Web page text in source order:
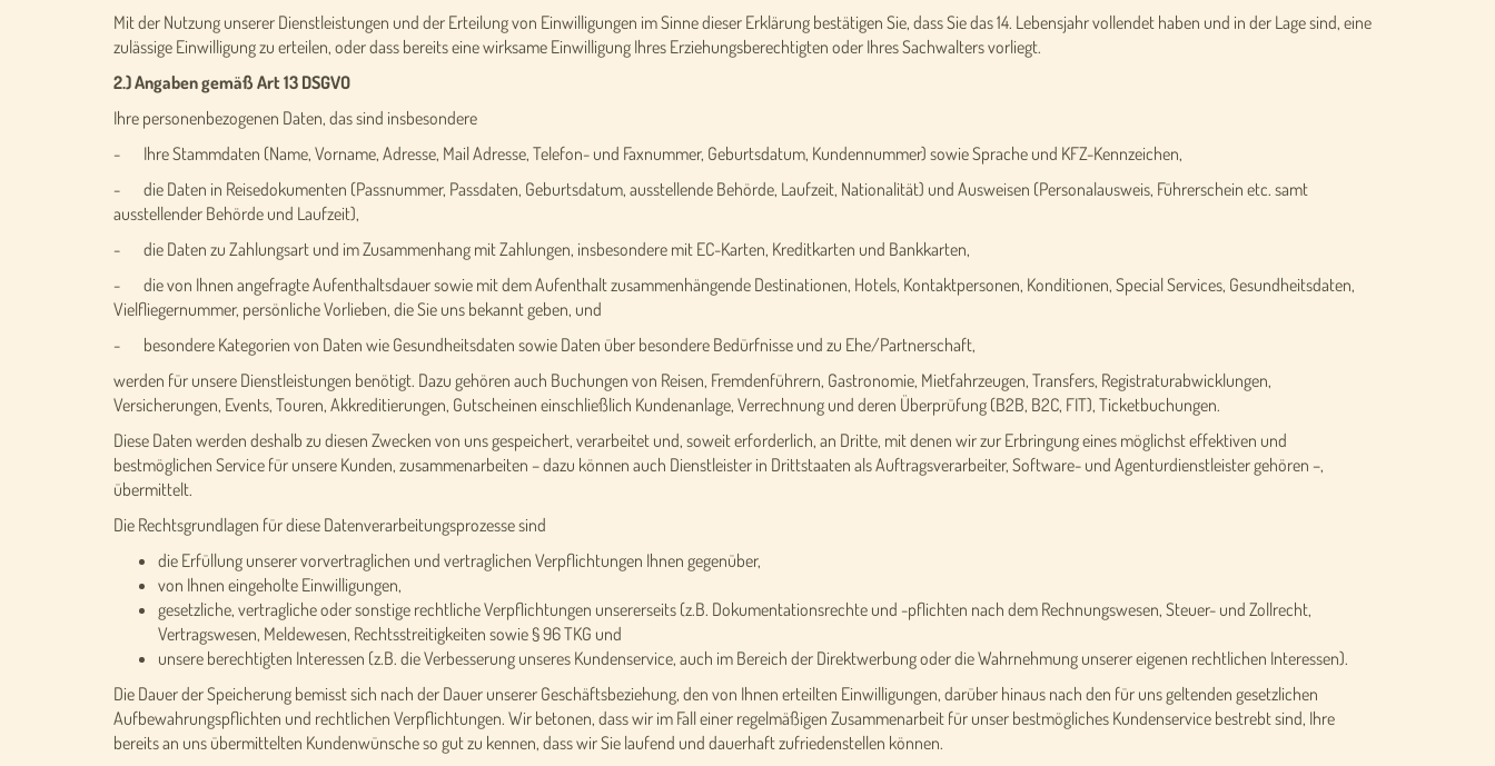
Mit der Nutzung unserer Dienstleistungen und der Erteilung von Einwilligungen im Sinne dieser Erklärung bestätigen Sie, dass Sie das 14. Lebensjahr vollendet haben und in der Lage sind, eine
zulässige Einwilligung zu erteilen, oder dass bereits eine wirksame Einwilligung Ihres Erziehungsberechtigten oder Ihres Sachwalters vorliegt.
2.) Angaben gemäß Art 13 DSGVO
Ihre personenbezogenen Daten, das sind insbesondere
- Ihre Stammdaten (Name, Vorname, Adresse, Mail Adresse, Telefon- und Faxnummer, Geburtsdatum, Kundennummer) sowie Sprache und KFZ-Kennzeichen,
- die Daten in Reisedokumenten (Passnummer, Passdaten, Geburtsdatum, ausstellende Behörde, Laufzeit, Nationalität) und Ausweisen (Personalausweis, Führerschein etc. samt
ausstellender Behörde und Laufzeit),
- die Daten zu Zahlungsart und im Zusammenhang mit Zahlungen, insbesondere mit EC-Karten, Kreditkarten und Bankkarten,
- die von Ihnen angefragte Aufenthaltsdauer sowie mit dem Aufenthalt zusammenhängende Destinationen, Hotels, Kontaktpersonen, Konditionen, Special Services, Gesundheitsdaten,
Vielfliegernummer, persönliche Vorlieben, die Sie uns bekannt geben, und
- besondere Kategorien von Daten wie Gesundheitsdaten sowie Daten über besondere Bedürfnisse und zu Ehe/Partnerschaft,
werden für unsere Dienstleistungen benötigt. Dazu gehören auch Buchungen von Reisen, Fremdenführern, Gastronomie, Mietfahrzeugen, Transfers, Registraturabwicklungen,
Versicherungen, Events, Touren, Akkreditierungen, Gutscheinen einschließlich Kundenanlage, Verrechnung und deren Überprüfung (B2B, B2C, FIT), Ticketbuchungen.
Diese Daten werden deshalb zu diesen Zwecken von uns gespeichert, verarbeitet und, soweit erforderlich, an Dritte, mit denen wir zur Erbringung eines möglichst effektiven und
bestmöglichen Service für unsere Kunden, zusammenarbeiten – dazu können auch Dienstleister in Drittstaaten als Auftragsverarbeiter, Software- und Agenturdienstleister gehören –,
übermittelt.
Die Rechtsgrundlagen für diese Datenverarbeitungsprozesse sind
die Erfüllung unserer vorvertraglichen und vertraglichen Verpflichtungen Ihnen gegenüber,
von Ihnen eingeholte Einwilligungen,
gesetzliche, vertragliche oder sonstige rechtliche Verpflichtungen unsererseits (z.B. Dokumentationsrechte und -pflichten nach dem Rechnungswesen, Steuer- und Zollrecht,
Vertragswesen, Meldewesen, Rechtsstreitigkeiten sowie § 96 TKG und
unsere berechtigten Interessen (z.B. die Verbesserung unseres Kundenservice, auch im Bereich der Direktwerbung oder die Wahrnehmung unserer eigenen rechtlichen Interessen).
Die Dauer der Speicherung bemisst sich nach der Dauer unserer Geschäftsbeziehung, den von Ihnen erteilten Einwilligungen, darüber hinaus nach den für uns geltenden gesetzlichen
Aufbewahrungspflichten und rechtlichen Verpflichtungen. Wir betonen, dass wir im Fall einer regelmäßigen Zusammenarbeit für unser bestmögliches Kundenservice bestrebt sind, Ihre
bereits an uns übermittelten Kundenwünsche so gut zu kennen, dass wir Sie laufend und dauerhaft zufriedenstellen können.